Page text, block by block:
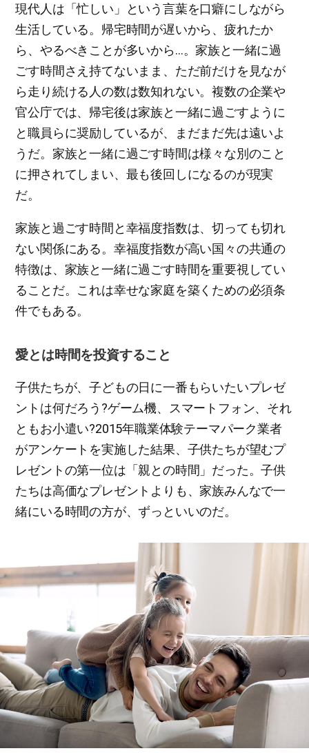
現代人は「忙しい」という言葉を口癖にしながら
生活している。帰宅時間が遅いから、疲れたか
ら、やるべきことが多いから…。家族と一緒に過
ごす時間さえ持てないまま、ただ前だけを見なが
ら走り続ける人の数は数知れない。複数の企業や
官公庁では、帰宅後は家族と一緒に過ごすように
と職員らに奨励しているが、まだまだ先は遠いよ
うだ。家族と一緒に過ごす時間は様々な別のこと
に押されてしまい、最も後回しになるのが現実
だ。
家族と過ごす時間と幸福度指数は、切っても切れ
ない関係にある。幸福度指数が高い国々の共通の
特徴は、家族と一緒に過ごす時間を重要視してい
ることだ。これは幸せな家庭を築くための必須条
件でもある。
愛とは時間を投資すること
子供たちが、子どもの日に一番もらいたいプレゼ
ントは何だろう?ゲーム機、スマートフォン、それ
ともお小遣い?2015年職業体験テーマパーク業者
がアンケートを実施した結果、子供たちが望むプ
レゼントの第一位は「親との時間」だった。子供
たちは高価なプレゼントよりも、家族みんなで一
緒にいる時間の方が、ずっといいのだ。